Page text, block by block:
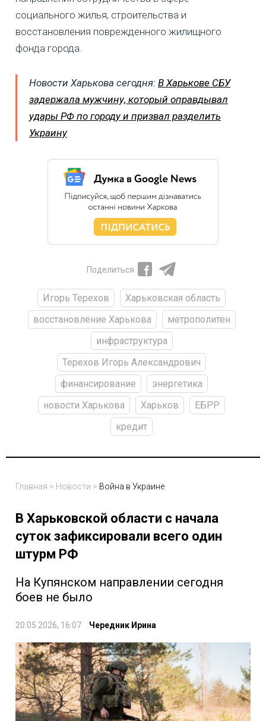
социального жилья, строительства и
восстановления поврежденного жилищного
фонда города.
Новости Харькова сегодня: В Харькове СБУ
задержала мужчину, который оправдывал
удары РФ по городу и призвал разделить
Украину
Поделиться
Игорь Терехов
Харьковская область
восстановление Харькова
метрополитен
инфраструктура
Терехов Игорь Александрович
финансирование
энергетика
новости Харькова
Харьков
ЕБРР
кредит
Главная > Новости > Война в Украине
В Харьковской области с начала
суток зафиксировали всего один
штурм РФ
На Купянском направлении сегодня
боев не было
20.05.2026, 16:07 Чередник Ирина